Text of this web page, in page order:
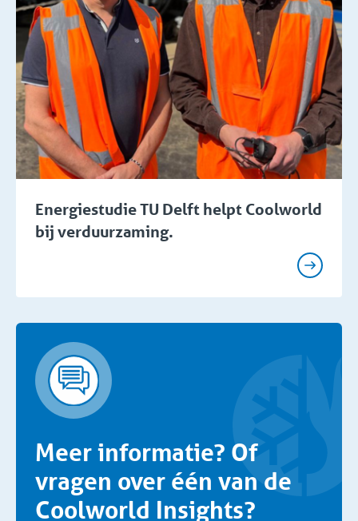
Energiestudie TU Delft helpt Coolworld
bij verduurzaming.
Meer informatie? Of
vragen over één van de
Coolworld Insights?